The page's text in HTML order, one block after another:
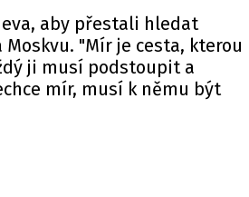
aby přestali hledat
"Mír je cesta, kterou
ji musí podstoupit a
mír, musí k němu být